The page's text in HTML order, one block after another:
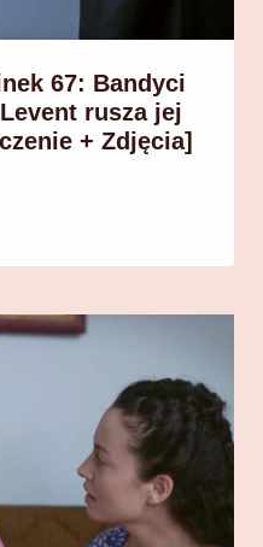
67: Bandyci
rusza jej
+ Zdjęcia]